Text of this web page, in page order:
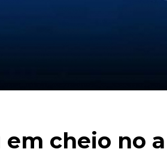
em cheio no